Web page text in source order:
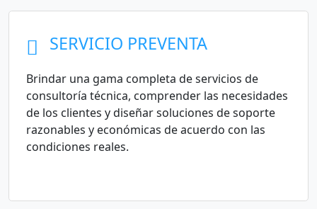
SERVICIO PREVENTA
Brindar una gama completa de servicios de
consultoría técnica, comprender las necesidades
de los clientes y diseñar soluciones de soporte
razonables y económicas de acuerdo con las
condiciones reales.